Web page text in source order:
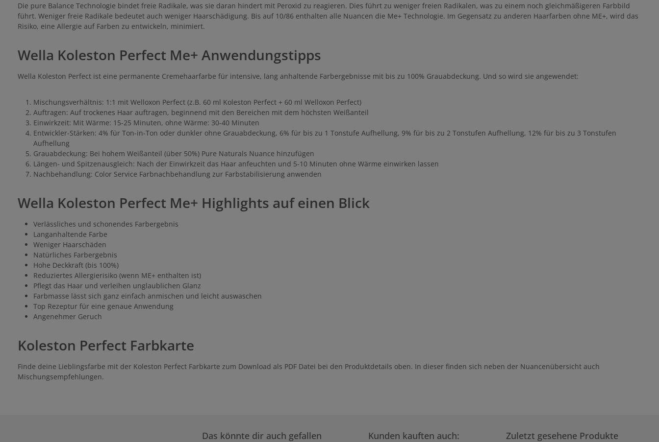
Die pure Balance Technologie bindet freie Radikale, was sie daran hindert mit Peroxid zu reagieren. Dies führt zu weniger freien Radikalen, was zu einem noch gleichmäßigeren Farbbild
führt. Weniger freie Radikale bedeutet auch weniger Haarschädigung. Bis auf 10/86 enthalten alle Nuancen die Me+ Technologie. Im Gegensatz zu anderen Haarfarben ohne ME+, wird das
Risiko, eine Allergie auf Farben zu entwickeln, minimiert.
Wella Koleston Perfect Me+ Anwendungstipps
Wella Koleston Perfect ist eine permanente Cremehaarfarbe für intensive, lang anhaltende Farbergebnisse mit bis zu 100% Grauabdeckung. Und so wird sie angewendet:
Mischungsverhältnis: 1:1 mit Welloxon Perfect (z.B. 60 ml Koleston Perfect + 60 ml Welloxon Perfect)
Auftragen: Auf trockenes Haar auftragen, beginnend mit den Bereichen mit dem höchsten Weißanteil
Einwirkzeit: Mit Wärme: 15-25 Minuten, ohne Wärme: 30-40 Minuten
Entwickler-Stärken: 4% für Ton-in-Ton oder dunkler ohne Grauabdeckung, 6% für bis zu 1 Tonstufe Aufhellung, 9% für bis zu 2 Tonstufen Aufhellung, 12% für bis zu 3 Tonstufen
Aufhellung
Grauabdeckung: Bei hohem Weißanteil (über 50%) Pure Naturals Nuance hinzufügen
Längen- und Spitzenausgleich: Nach der Einwirkzeit das Haar anfeuchten und 5-10 Minuten ohne Wärme einwirken lassen
Nachbehandlung: Color Service Farbnachbehandlung zur Farbstabilisierung anwenden
Wella Koleston Perfect Me+ Highlights auf einen Blick
Verlässliches und schonendes Farbergebnis
Langanhaltende Farbe
Weniger Haarschäden
Natürliches Farbergebnis
Hohe Deckkraft (bis 100%)
Reduziertes Allergierisiko (wenn ME+ enthalten ist)
Pflegt das Haar und verleihen unglaublichen Glanz
Farbmasse lässt sich ganz einfach anmischen und leicht auswaschen
Top Rezeptur für eine genaue Anwendung
Angenehmer Geruch
Koleston Perfect Farbkarte
Finde deine Lieblingsfarbe mit der Koleston Perfect Farbkarte zum Download als PDF Datei bei den Produktdetails oben. In dieser finden sich neben der Nuancenübersicht auch
Mischungsempfehlungen.
Das könnte dir auch gefallen Kunden kauften auch: Zuletzt gesehene Produkte